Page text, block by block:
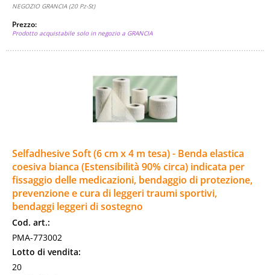
NEGOZIO GRANCIA (20 Pz-St)
Prezzo:
Prodotto acquistabile solo in negozio a GRANCIA
Selfadhesive Soft (6 cm x 4 m tesa) - Benda elastica
coesiva bianca (Estensibilità 90% circa) indicata per
fissaggio delle medicazioni, bendaggio di protezione,
prevenzione e cura di leggeri traumi sportivi,
bendaggi leggeri di sostegno
Cod. art.:
PMA-773002
Lotto di vendita:
20